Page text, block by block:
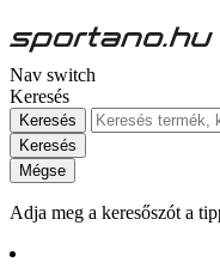
Nav switch
Keresés
Keresés
Keresés
Mégse
Adja meg a keresőszót a